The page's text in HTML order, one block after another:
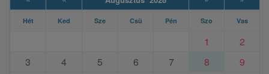
Hét Ked Sze Csü Pén Szo Vas
1
2
3
4 5 6 7 8
9